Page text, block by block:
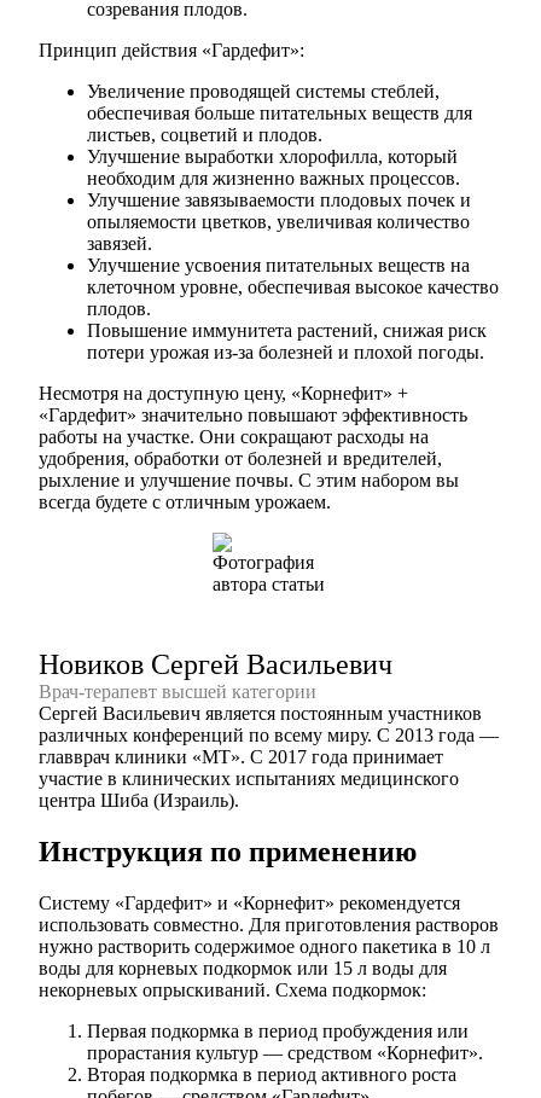
созревания плодов.
Принцип действия «Гардефит»:
Увеличение проводящей системы стеблей,
обеспечивая больше питательных веществ для
листьев, соцветий и плодов.
Улучшение выработки хлорофилла, который
необходим для жизненно важных процессов.
Улучшение завязываемости плодовых почек и
опыляемости цветков, увеличивая количество
завязей.
Улучшение усвоения питательных веществ на
клеточном уровне, обеспечивая высокое качество
плодов.
Повышение иммунитета растений, снижая риск
потери урожая из-за болезней и плохой погоды.
Несмотря на доступную цену, «Корнефит» +
«Гардефит» значительно повышают эффективность
работы на участке. Они сокращают расходы на
удобрения, обработки от болезней и вредителей,
рыхление и улучшение почвы. С этим набором вы
всегда будете с отличным урожаем.
Новиков Сергей Васильевич
Врач-терапевт высшей категории
Сергей Васильевич является постоянным участников
различных конференций по всему миру. С 2013 года —
главврач клиники «МТ». С 2017 года принимает
участие в клинических испытаниях медицинского
центра Шиба (Израиль).
Инструкция по применению
Систему «Гардефит» и «Корнефит» рекомендуется
использовать совместно. Для приготовления растворов
нужно растворить содержимое одного пакетика в 10 л
воды для корневых подкормок или 15 л воды для
некорневых опрыскиваний. Схема подкормок:
Первая подкормка в период пробуждения или
прорастания культур — средством «Корнефит».
Вторая подкормка в период активного роста